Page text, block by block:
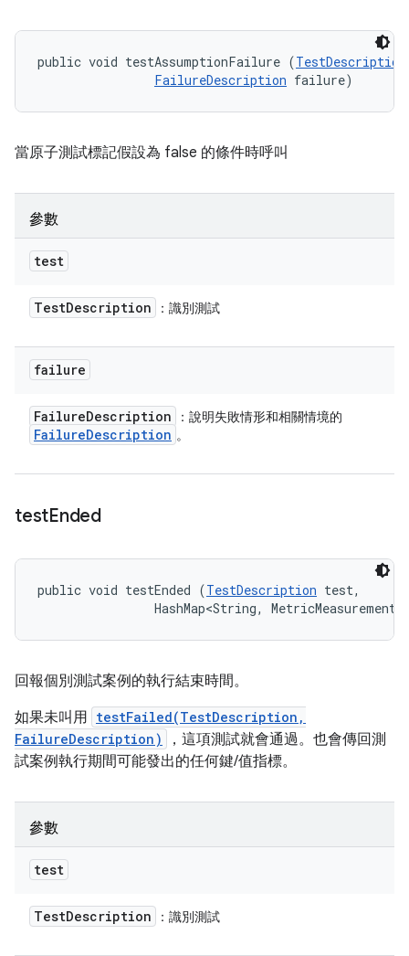
public void testAssumptionFailure (TestDescription
FailureDescription failure)
當原子測試標記假設為 false 的條件時呼叫
參數
test
TestDescription ：識別測試
failure
FailureDescription ：說明失敗情形和相關情境的
FailureDescription 。
testEnded
public void testEnded (TestDescription test,
HashMap<String,
回報個別測試案例的執行結束時間。
如果未叫用 testFailed(TestDescription,
FailureDescription)
，這項測試就會通過。也會傳回測
試案例執行期間可能發出的任何鍵/值指標。
參數
test
TestDescription ：識別測試